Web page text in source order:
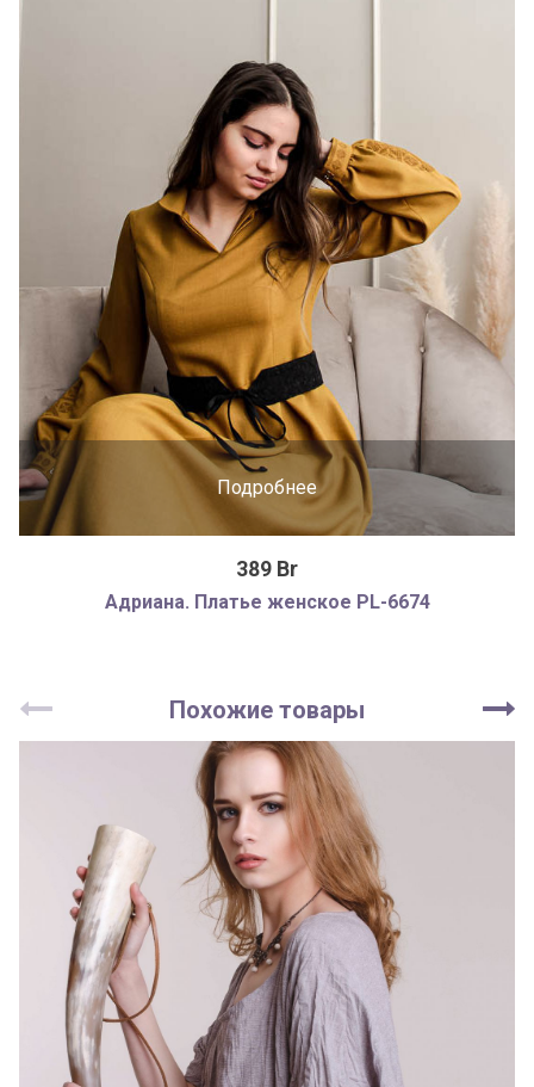
Подробнее
389 Br
Адриана. Платье женское PL-6674
Похожие товары